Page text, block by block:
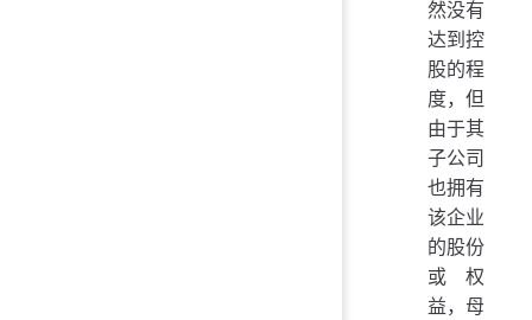
然没有
达到控
股的程
度，但
由于其
子公司
也拥有
该企业
的股份
或权
益，母